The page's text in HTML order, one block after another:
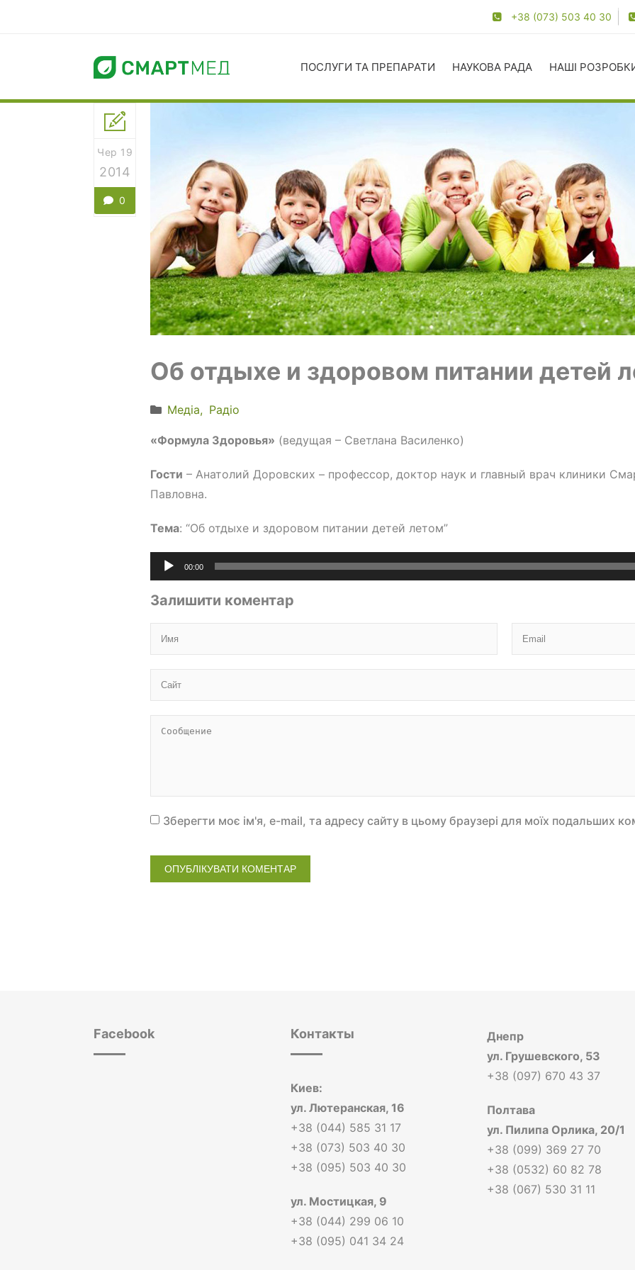
+38 (073) 503 40 30
ПОСЛУГИ ТА ПРЕПАРАТИ НАУКОВА РАДА НАШІ
Чер 19
2014
0
Об отдыхе и здоровом питании детей
Медіа Радіо
«Формула Здоровья» (ведущая – Светлана Василенко)
Гости – Анатолий Доровских – профессор, доктор наук и главный врач клиники
Павловна.
Тема: “Об отдыхе и здоровом питании детей летом”
Аудіопрогравач
00:00
Залишити коментар
Зберегти моє ім'я, e-mail, та адресу сайту в цьому браузері для моїх подальших
Facebook Контакты
Киев:
ул. Лютеранская, 16
+38 (044) 585 31 17
+38 (073) 503 40 30
+38 (095) 503 40 30
ул. Мостицкая, 9
+38 (044) 299 06 10
+38 (095) 041 34 24
Днепр
ул. Грушевского, 53
+38 (097) 670 43 37
Полтава
ул. Пилипа Орлика, 20/1
+38 (099) 369 27 70
+38 (0532) 60 82 78
+38 (067) 530 31 11